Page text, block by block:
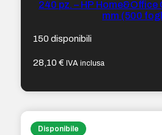
240 pz. – HP
mm (500
150 disponibili
28,10€ IVA inclusa
Disponibile